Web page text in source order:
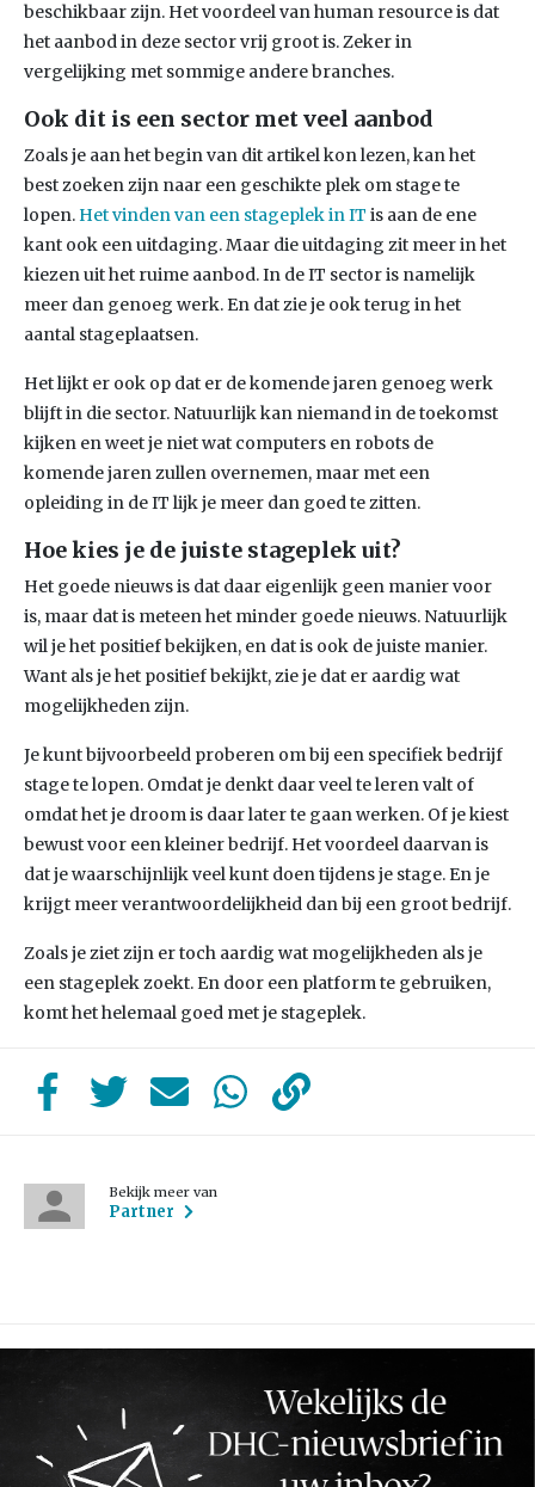
beschikbaar zijn. Het voordeel van human resource is dat
het aanbod in deze sector vrij groot is. Zeker in
vergelijking met sommige andere branches.
Ook dit is een sector met veel aanbod
Zoals je aan het begin van dit artikel kon lezen, kan het
best zoeken zijn naar een geschikte plek om stage te
lopen. Het vinden van een stageplek in IT is aan de ene
kant ook een uitdaging. Maar die uitdaging zit meer in het
kiezen uit het ruime aanbod. In de IT sector is namelijk
meer dan genoeg werk. En dat zie je ook terug in het
aantal stageplaatsen.
Het lijkt er ook op dat er de komende jaren genoeg werk
blijft in die sector. Natuurlijk kan niemand in de toekomst
kijken en weet je niet wat computers en robots de
komende jaren zullen overnemen, maar met een
opleiding in de IT lijk je meer dan goed te zitten.
Hoe kies je de juiste stageplek uit?
Het goede nieuws is dat daar eigenlijk geen manier voor
is, maar dat is meteen het minder goede nieuws. Natuurlijk
wil je het positief bekijken, en dat is ook de juiste manier.
Want als je het positief bekijkt, zie je dat er aardig wat
mogelijkheden zijn.
Je kunt bijvoorbeeld proberen om bij een specifiek bedrijf
stage te lopen. Omdat je denkt daar veel te leren valt of
omdat het je droom is daar later te gaan werken. Of je kiest
bewust voor een kleiner bedrijf. Het voordeel daarvan is
dat je waarschijnlijk veel kunt doen tijdens je stage. En je
krijgt meer verantwoordelijkheid dan bij een groot bedrijf.
Zoals je ziet zijn er toch aardig wat mogelijkheden als je
een stageplek zoekt. En door een platform te gebruiken,
komt het helemaal goed met je stageplek.
Bekijk meer van
Partner